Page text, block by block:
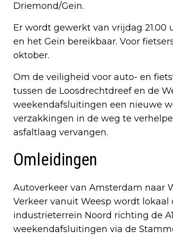
Driemond/Gein.
Er wordt gewerkt van vrijdag
en het Gein bereikbaar. Voor
oktober.
Om de veiligheid voor auto- en
tussen de Loosdrechtdreef en de
weekendafsluitingen een nieuwe
verzakkingen in de weg te
asfaltlaag vervangen.
Omleidingen
Autoverkeer van Amsterdam naar
Verkeer vanuit Weesp wordt
industrieterrein Noord richting de
weekendafsluitingen via de